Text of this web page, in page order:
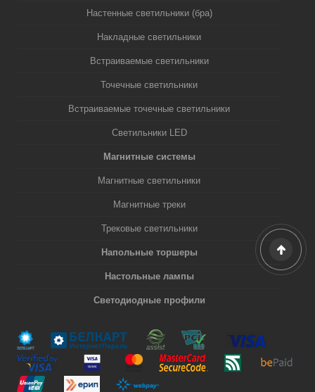
Настенные светильники (бра)
Накладные светильники
Встраиваемые светильники
Точечные светильники
Встраиваемые точечные светильники
Светильники LED
Магнитные системы
Магнитные светильники
Магнитные треки
Трековые светильники
Напольные торшеры
Настольные лампы
Светодиодные профили